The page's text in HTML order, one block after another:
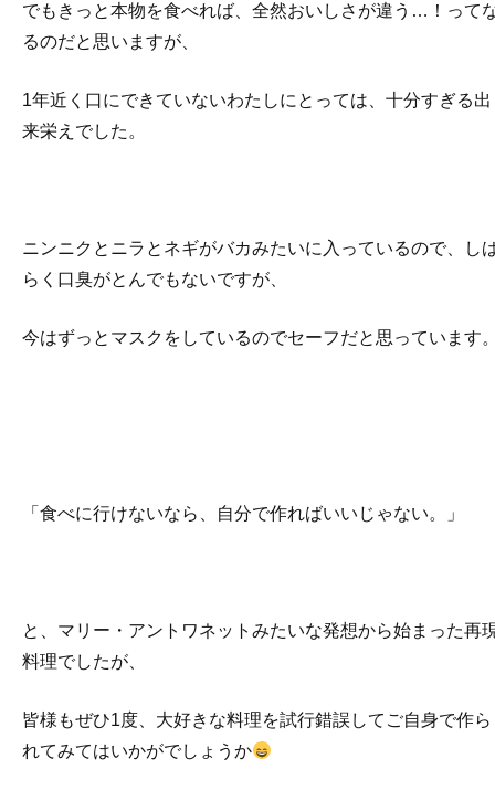
でもきっと本物を食べれば、全然おいしさが違う…！って
るのだと思いますが、
1年近く口にできていないわたしにとっては、十分すぎる出
来栄えでした。
ニンニクとニラとネギがバカみたいに入っているので、し
らく口臭がとんでもないですが、
今はずっとマスクをしているのでセーフだと思っています
「食べに行けないなら、自分で作ればいいじゃない。」
と、マリー・アントワネットみたいな発想から始まった再
料理でしたが、
皆様もぜひ1度、大好きな料理を試行錯誤してご自身で作ら
れてみてはいかがでしょうか